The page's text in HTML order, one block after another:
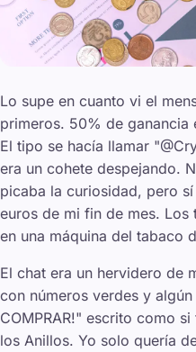
Lo supe en cuanto vi el
primeros. 50% de
El tipo se hacía llamar
era un cohete despejando.
picaba la curiosidad, pero
euros de mi fin de mes.
en una máquina del tabaco
El chat era un hervidero de
con números verdes y algún
COMPRAR!" escrito como
los Anillos. Yo solo quería